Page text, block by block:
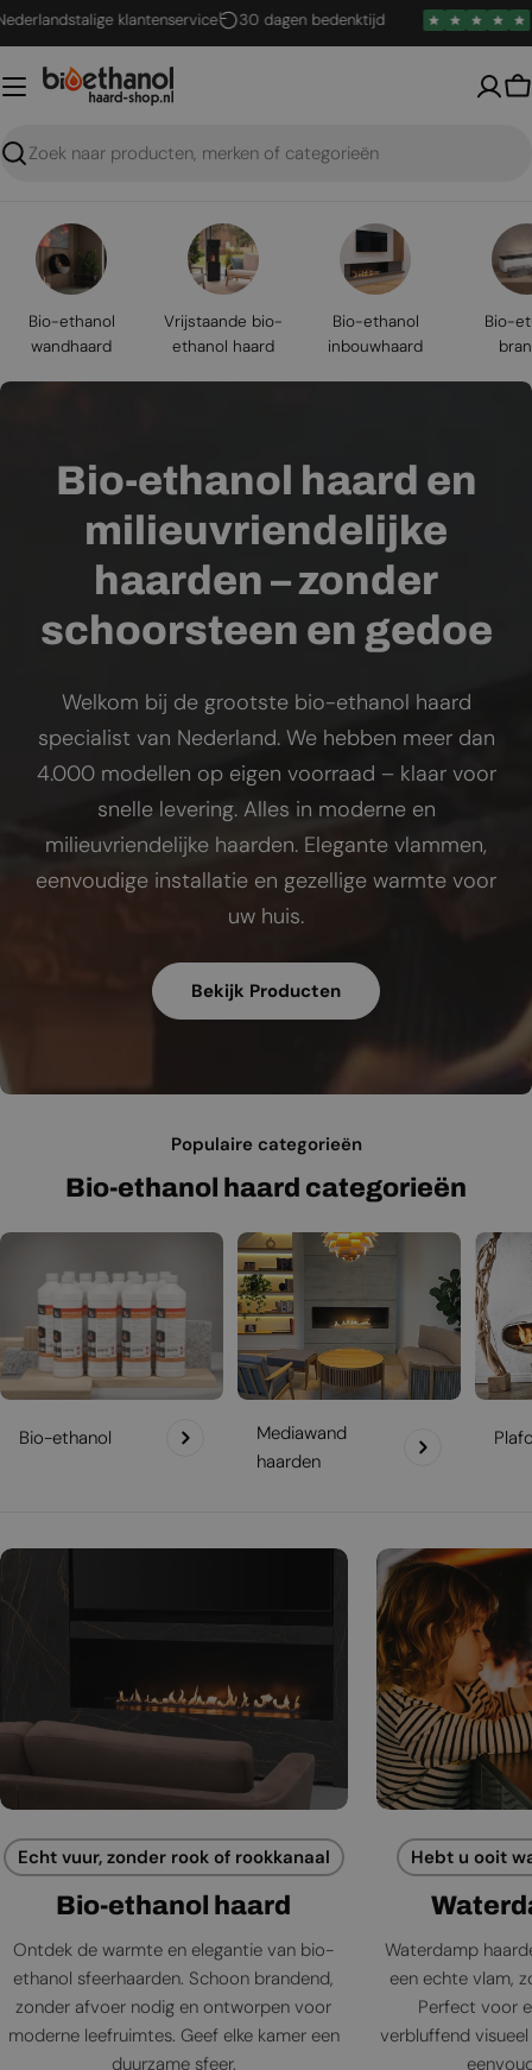
Ga
naar
inhoud
klantenservice 30 dagen bedenktijd 4,6 / 5
Zoeken
Bio-ethanol
wandhaard
Vrijstaande bio-
ethanol haard
Bio-ethanol
inbouwhaard
Bio-
Bio-ethanol haard en
milieuvriendelijke
haarden – zonder
schoorsteen en gedoe
Welkom bij de grootste bio-ethanol haard
specialist van Nederland. We hebben meer dan
4.000 modellen op eigen voorraad – klaar voor
snelle levering. Alles in moderne en
milieuvriendelijke haarden. Elegante vlammen,
eenvoudige installatie en gezellige warmte voor
uw huis.
Bekijk Producten
Populaire categorieën
Bio-ethanol haard categorieën
Bio-ethanol
Mediawand
haarden
Echt vuur, zonder rook of rookkanaal
Bio-ethanol haard
Ontdek de warmte en elegantie van bio-
ethanol sfeerhaarden. Schoon brandend,
zonder afvoer nodig en ontworpen voor
moderne leefruimtes. Geef elke kamer een
duurzame sfeer.
Hebt u ooit
Waterdamp
een echte vlam,
Perfect voor
verbluffend